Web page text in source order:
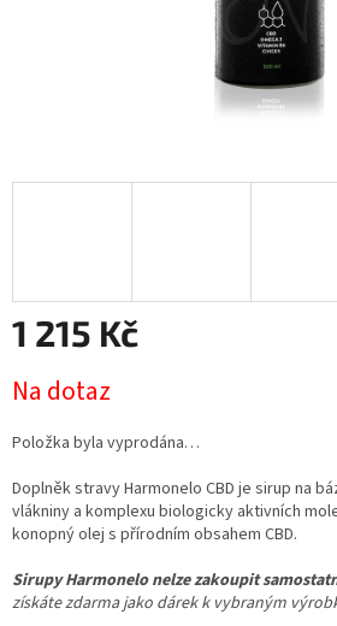
1 215 Kč
cena:
Na dotaz
Položka byla vyprodána…
Doplněk stravy Harmonelo CBD je sirup na
vlákniny a komplexu biologicky aktivních
konopný olej s přírodním obsahem CBD.
Sirupy Harmonelo nelze zakoupit
získáte zdarma jako dárek k vybraným